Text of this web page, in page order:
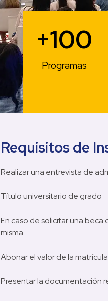
+100
Programas
Requisitos de
Realizar una entrevista
Título
En caso de solicitar una
Abonar el valor de la
Presentar la documentación